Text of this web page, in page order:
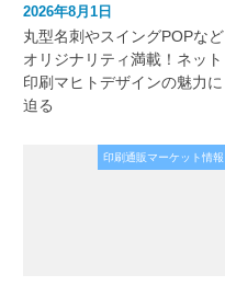
2026年8月1日
丸型名刺やスイングPOPなど
オリジナリティ満載！ネット
印刷マヒトデザインの魅力に
迫る
印刷通販マーケット情報